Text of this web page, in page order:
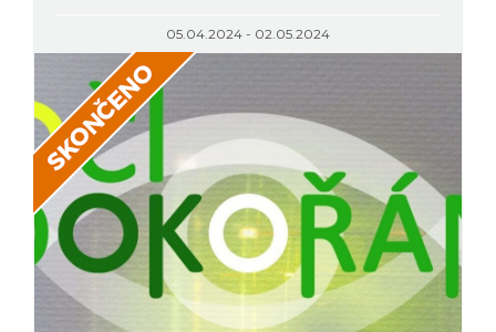
05.04.2024 - 02.05.2024